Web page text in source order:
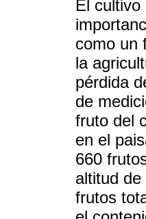
El cultivo
como un
la
pérdida
de
fruto del
en el
660
altitud
frutos